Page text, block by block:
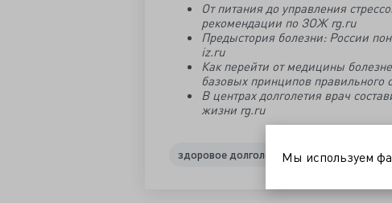
От питания до управления
рекомендации по ЗОЖ rg.ru
Предыстория болезни: России
iz.ru
Как перейти от медицины
базовых принципов правильного
В центрах долголетия врач
жизни rg.ru
здоровое долголетие профилактика
Мы используем